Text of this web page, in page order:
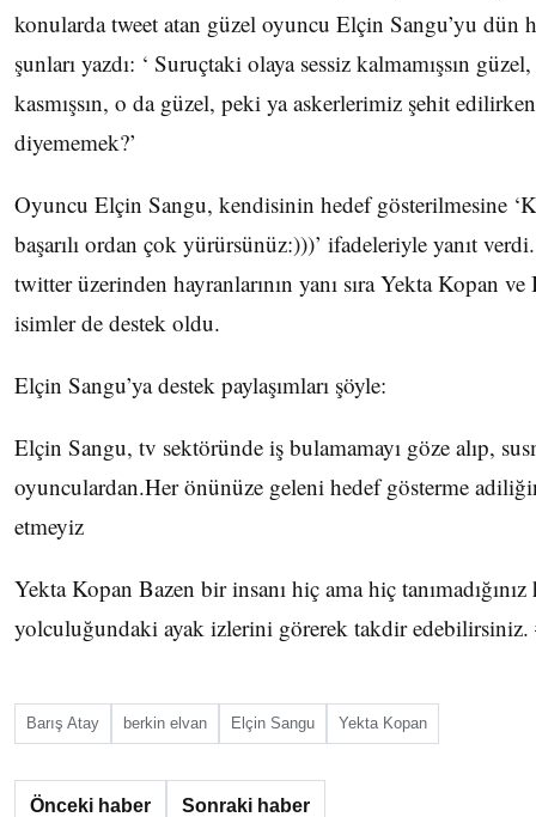
konularda tweet atan güzel oyuncu Elçin Sangu’yu dün
şunları yazdı: ‘ Suruçtaki olaya sessiz kalmamışsın
kasmışsın, o da güzel, peki ya askerlerimiz şehit
diyememek?’
Oyuncu Elçin Sangu, kendisinin hedef gösterilmesine
başarılı ordan çok yürürsünüz:)))’ ifadeleriyle yanıt
twitter üzerinden hayranlarının yanı sıra Yekta Kopan
isimler de destek oldu.
Elçin Sangu’ya destek paylaşımları şöyle:
Elçin Sangu, tv sektöründe iş bulamamayı göze alıp,
oyunculardan.Her önünüze geleni hedef gösterme
etmeyiz
Yekta Kopan Bazen bir insanı hiç ama hiç tanımadığınız
yolculuğundaki ayak izlerini görerek takdir
Barış Atay berkin elvan Elçin Sangu Yekta Kopan
Önceki haber Sonraki haber